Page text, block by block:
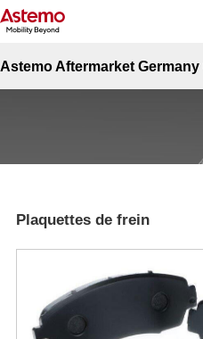
Astemo Aftermarket Germany
Accueil Automobile
Plaquettes de frein